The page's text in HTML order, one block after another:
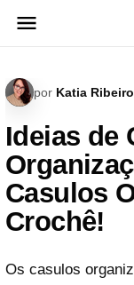
para
por Katia Ribeiro
Ideias de
Casulos
Crochê!
Os casulos